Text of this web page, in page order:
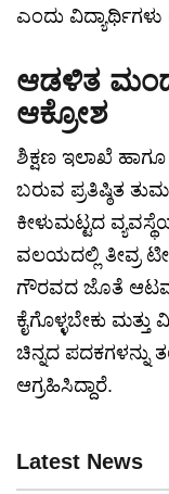
ಎಂದು
ಆಡಳಿತ
ಆಕ್ರೋಶ
ಶಿಕ್ಷಣ ಇಲಾಖೆ
ಬರುವ ಪ್ರತಿಷ್ಠಿತ
ಕೀಳುಮಟ್ಟದ
ವಲಯದಲ್ಲಿ ತೀವ್ರ
ಗೌರವದ ಜೊತೆ
ಕೈಗೊಳ್ಳಬೇಕು
ಚಿನ್ನದ ಪದಕಗಳನ್ನು
ಆಗ್ರಹಿಸಿದ್ದಾರೆ.
Latest News